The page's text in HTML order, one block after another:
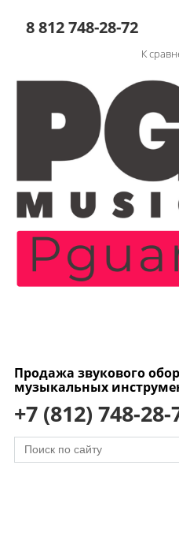
8 812 748-28-72
К
Продажа звукового
музыкальных
+7 (812) 748-28-